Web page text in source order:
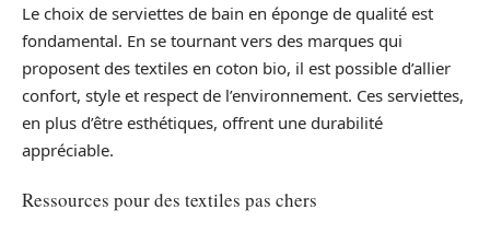
Le choix de serviettes de bain en éponge de qualité est
fondamental. En se tournant vers des marques qui
proposent des textiles en coton bio, il est possible d’allier
confort, style et respect de l’environnement. Ces serviettes,
en plus d’être esthétiques, offrent une durabilité
appréciable.
Ressources pour des textiles pas chers